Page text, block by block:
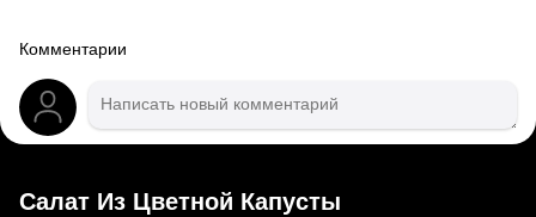
Комментарии
Салат Из Цветной Капусты